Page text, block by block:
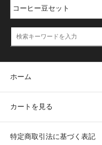
ホーム
カートを見る
特定商取引法に基づく表記